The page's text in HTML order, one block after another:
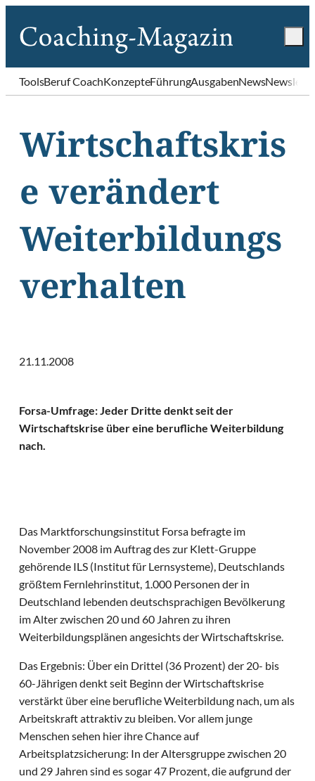
ToolsBeruf CoachKonzepteFührungAusgabenNews
Wirtschaftskris
e verändert
Weiterbildungs
verhalten
21.11.2008
Forsa-Umfrage: Jeder Dritte denkt seit der
Wirtschaftskrise über eine berufliche Weiterbildung
nach.
Das Marktforschungsinstitut Forsa befragte im
November 2008 im Auftrag des zur Klett-Gruppe
gehörende ILS (Institut für Lernsysteme), Deutschlands
größtem Fernlehrinstitut, 1.000 Personen der in
Deutschland lebenden deutschsprachigen Bevölkerung
im Alter zwischen 20 und 60 Jahren zu ihren
Weiterbildungsplänen angesichts der Wirtschaftskrise.
Das Ergebnis: Über ein Drittel (36 Prozent) der 20- bis
60-Jährigen denkt seit Beginn der Wirtschaftskrise
verstärkt über eine berufliche Weiterbildung nach, um als
Arbeitskraft attraktiv zu bleiben. Vor allem junge
Menschen sehen hier ihre Chance auf
Arbeitsplatzsicherung: In der Altersgruppe zwischen 20
und 29 Jahren sind es sogar 47 Prozent, die aufgrund der